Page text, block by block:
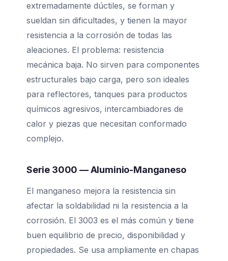
extremadamente dúctiles, se forman y
sueldan sin dificultades, y tienen la mayor
resistencia a la corrosión de todas las
aleaciones. El problema: resistencia
mecánica baja. No sirven para componentes
estructurales bajo carga, pero son ideales
para reflectores, tanques para productos
químicos agresivos, intercambiadores de
calor y piezas que necesitan conformado
complejo.
Serie 3000 — Aluminio-Manganeso
El manganeso mejora la resistencia sin
afectar la soldabilidad ni la resistencia a la
corrosión. El 3003 es el más común y tiene
buen equilibrio de precio, disponibilidad y
propiedades. Se usa ampliamente en chapas